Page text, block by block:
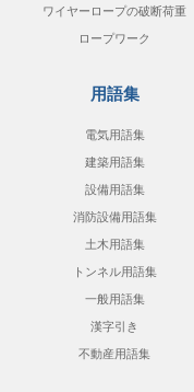
ワイヤーロープの破断荷重
ロープワーク
用語集
電気用語集
建築用語集
設備用語集
消防設備用語集
土木用語集
トンネル用語集
一般用語集
漢字引き
不動産用語集